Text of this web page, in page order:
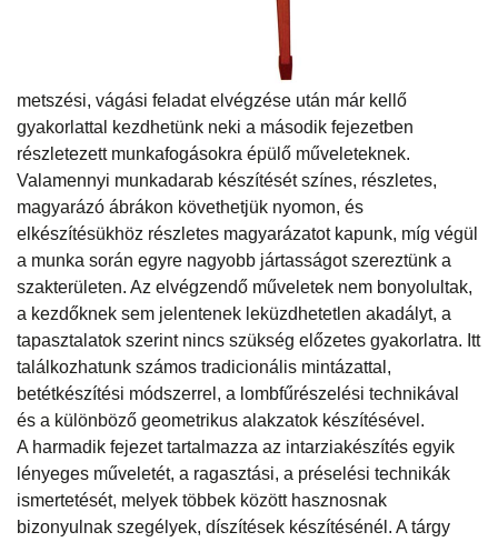
metszési, vágási feladat elvégzése után már kellő
gyakorlattal kezdhetünk neki a második fejezetben
részletezett munkafogásokra épülő műveleteknek.
Valamennyi munkadarab készítését színes, részletes,
magyarázó ábrákon követhetjük nyomon, és
elkészítésükhöz részletes magyarázatot kapunk, míg végül
a munka során egyre nagyobb jártasságot szereztünk a
szakterületen. Az elvégzendő műveletek nem bonyolultak,
a kezdőknek sem jelentenek leküzdhetetlen akadályt, a
tapasztalatok szerint nincs szükség előzetes gyakorlatra. Itt
találkozhatunk számos tradicionális mintázattal,
betétkészítési módszerrel, a lombfűrészelési technikával
és a különböző geometrikus alakzatok készítésével.
A harmadik fejezet tartalmazza az intarziakészítés egyik
lényeges műveletét, a ragasztási, a préselési technikák
ismertetését, melyek többek között hasznosnak
bizonyulnak szegélyek, díszítések készítésénél. A tárgy